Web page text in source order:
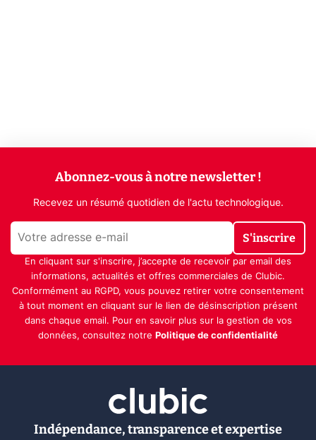
Abonnez-vous à notre newsletter !
Recevez un résumé quotidien de l'actu technologique.
S'inscrire
En cliquant sur s'inscrire, j’accepte de recevoir par email des
informations, actualités et offres commerciales de Clubic.
Conformément au RGPD, vous pouvez retirer votre consentement
à tout moment en cliquant sur le lien de désinscription présent
dans chaque email. Pour en savoir plus sur la gestion de vos
données, consultez notre Politique de confidentialité
Indépendance, transparence et expertise